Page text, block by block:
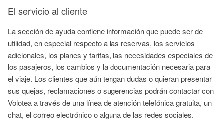
El servicio al cliente
La sección de ayuda contiene información que puede ser de
utilidad, en especial respecto a las reservas, los servicios
adicionales, los planes y tarifas, las necesidades especiales de
los pasajeros, los cambios y la documentación necesaria para
el viaje. Los clientes que aún tengan dudas o quieran presentar
sus quejas, reclamaciones o sugerencias podrán contactar con
Volotea a través de una línea de atención telefónica gratuita, un
chat, el correo electrónico o alguna de las redes sociales.